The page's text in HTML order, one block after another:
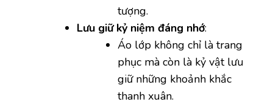
tượng.
Lưu giữ kỷ niệm đáng nhớ:
Áo lớp không chỉ là trang
phục mà còn là kỷ vật lưu
giữ những khoảnh khắc
thanh xuân.